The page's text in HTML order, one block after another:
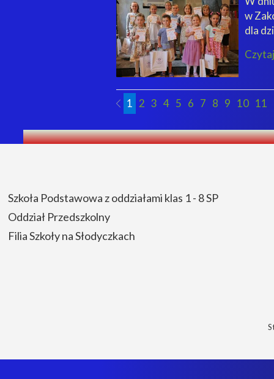
w
dla
1 2 3 4 5 6 7 8 9 10 11
Szkoła Podstawowa z oddziałami klas 1 - 8 SP
Oddział Przedszkolny
Filia Szkoły na Słodyczkach